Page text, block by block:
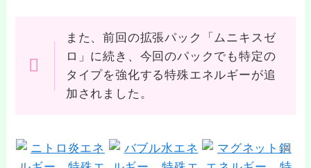
また、前回の拡張パック「ムニキスゼ
ロ」に続き、今回のパックでも特定の
タイプを強化する特殊エネルギーが追
加されました。